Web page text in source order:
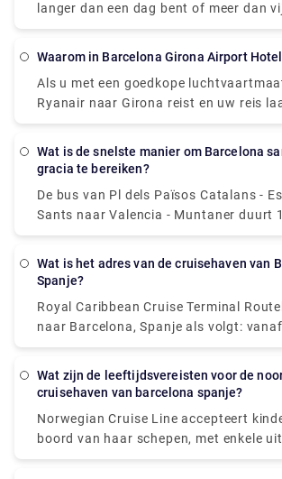
langer dan een dag bent of meer dan
de metro of bussen wilt maken, is het
als u een onbeperkt aantal reizen met
vervoer wilt voor de duur van uw
besparen op activiteiten. Het kan u
besparen bij het kopen van tickets.
Waarom in Barcelona Girona Airport
Als u met een goedkope
Ryanair naar Girona reist en uw reis
aankomt, wilt u misschien in een
volgende dag een frisse start te
gemakkelijke accommodatie biedt. Het
een paar minuten lopen van de
rusten als u alleen schone en goedkope
accommodatie voor de nacht nodig
Wat is de snelste manier om Barcelona sants passeig de
gracia te bereiken?
De bus van Pl dels Països Catalans -
Sants naar Valencia - Muntaner duurt
inclusief transfers, en rijdt elke 15
Passeig de Gràcia vertrekken vanaf
Wat is het adres van de cruisehaven van Barcelona,
Spanje?
Royal Caribbean Cruise Terminal
naar Barcelona, Spanje als volgt:
International Airport (BCN) naar het
naar Barcelona City. Eenmaal daar,
en volg dan de borden met PUERTO.
Wat zijn de leeftijdsvereisten voor de noorse
cruisehaven van barcelona spanje?
Norwegian Cruise Line accepteert
boord van haar schepen, met enkele
voor pasgeborenen en zwangere